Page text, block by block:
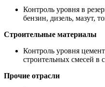
Контроль уровня в
бензин, дизель, мазут,
Строительные материалы
Контроль уровня
строительных смесей в
Прочие отрасли